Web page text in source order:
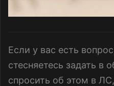
Если у вас есть
стесняетесь задать
спросить об этом в